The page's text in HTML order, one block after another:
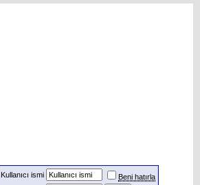
Kullanıcı ismi
Beni hatırla